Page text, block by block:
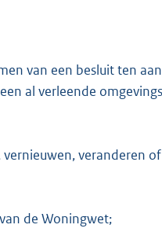
van een besluit ten
al verleende
veranderen
de Woningwet;